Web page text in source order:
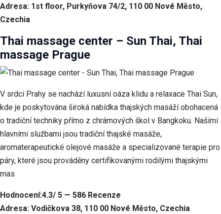
Adresa: 1st floor, Purkyňova 74/2, 110 00 Nové Město,
Czechia
Thai massage center – Sun Thai, Thai
massage Prague
V srdci Prahy se nachází luxusní oáza klidu a relaxace Thai Sun,
kde je poskytována široká nabídka thajských masáží obohacená
o tradiční techniky přímo z chrámových škol v Bangkoku. Našimi
hlavními službami jsou tradiční thajské masáže,
aromaterapeutické olejové masáže a specializované terapie pro
páry, které jsou prováděny certifikovanými rodilými thajskými
mas
Hodnocení:4.3/ 5 — 586 Recenze
Adresa: Vodičkova 38, 110 00 Nové Město, Czechia